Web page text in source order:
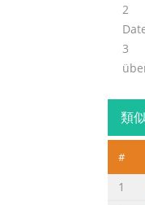
2
3
ペ
類
#
1